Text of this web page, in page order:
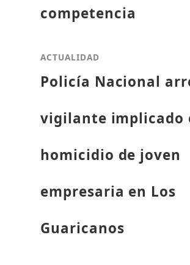
competencia
ACTUALIDAD
Policía Nacional
vigilante implicado
homicidio de joven
empresaria en Los
Guaricanos